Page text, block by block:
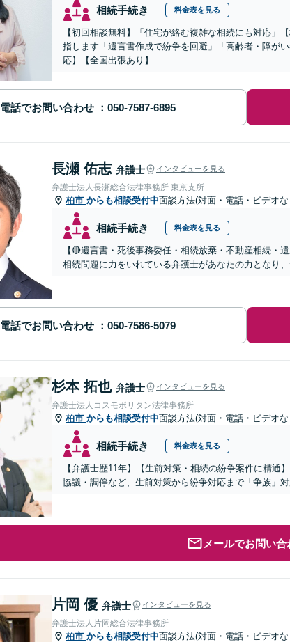
相続手続き 料金表を見る
【初回相談無料】「住宅が絡む複雑な相続にも対応」
指します「遺言書作成で紛争を回避」「高齢者・障が
応】【全国出張あり】
電話でお問い合わせ
長瀬 佑志 弁護士 インタビューを見る
弁護士法人長瀬総合法律事務所 東京支所
柏市 からも相談受付中面談方法(対面・電話・ビデオ
相続手続き 料金表を見る
【🔴遺言書・死後事務委任・相続放棄・不動産相続
相続問題に力をいれている弁護士があなたの力となり
電話でお問い合わせ
杉本 拓也 弁護士 インタビューを見る
弁護士法人コスモポリタン法律事務所
柏市 からも相談受付中面談方法(対面・電話・ビデオ
相続手続き 料金表を見る
【弁護士歴11年】【生前対策・相続の紛争案件に精
協議・調停など、生前対策から紛争対応まで「争族」
メールでお問い合
片岡 優 弁護士 インタビューを見る
弁護士法人片岡総合法律事務所
柏市 からも相談受付中面談方法(対面・電話・ビデオ